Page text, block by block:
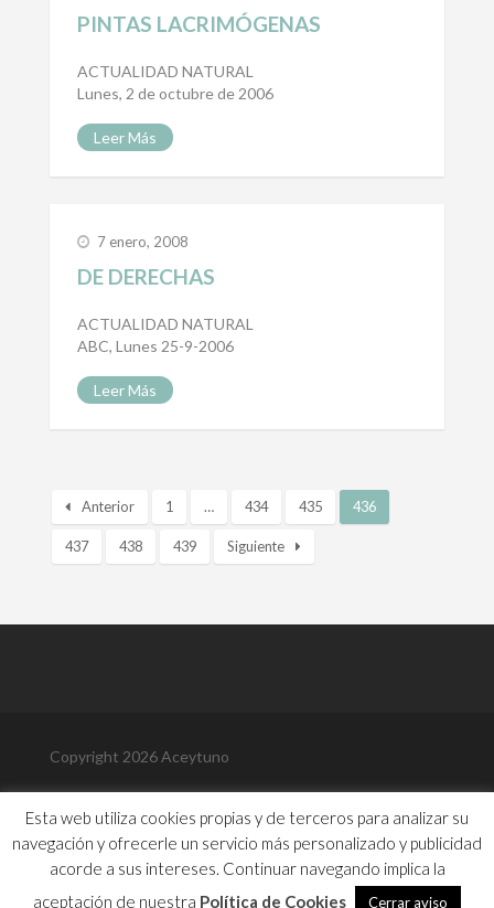
PINTAS LACRIMÓGENAS
ACTUALIDAD NATURAL
Lunes, 2 de octubre de 2006
Leer Más
7 enero, 2008
DE DERECHAS
ACTUALIDAD NATURAL
ABC, Lunes 25-9-2006
Leer Más
Anterior 1 … 434 435 436
437 438 439 Siguiente
Copyright 2026 Aceytuno
Política de Cookies
Aviso Legal
Contacto
Esta web utiliza cookies propias y de terceros para analizar su
navegación y ofrecerle un servicio más personalizado y publicidad
acorde a sus intereses. Continuar navegando implica la
aceptación de nuestra Política de Cookies Cerrar aviso